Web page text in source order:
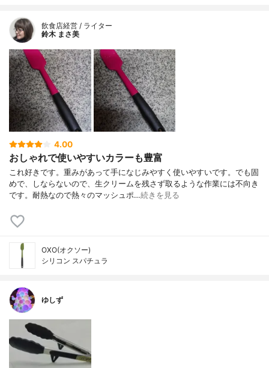
飲食店経営 / ライター
鈴木 まさ美
4.00
おしゃれで使いやすいカラーも豊富
これ好きです。重みがあって手になじみやすく使いやすいです。でも固
めで、しならないので、生クリームを残さず取るような作業には不向き
です。耐熱なので熱々のマッシュポ…続きを見る
OXO(オクソー)
シリコン スパチュラ
ゆしず